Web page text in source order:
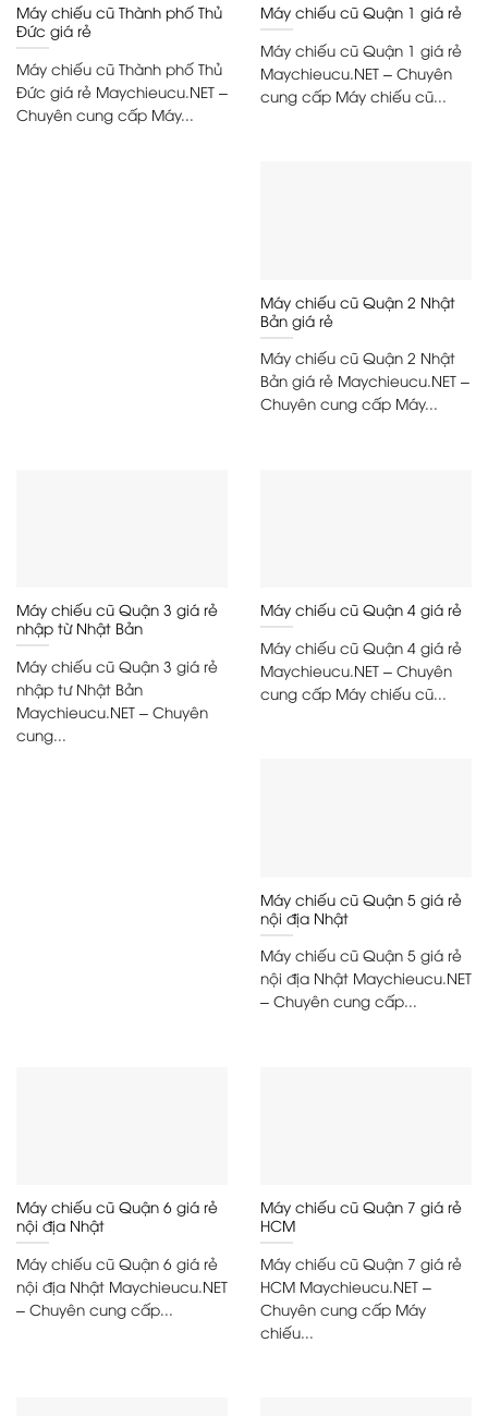
Máy chiếu cũ Thành phố Thủ
Đức giá rẻ
Máy chiếu cũ Thành phố Thủ
Đức giá rẻ Maychieucu.NET –
Chuyên cung cấp Máy...
Máy chiếu cũ Quận 1 giá rẻ
Máy chiếu cũ Quận 1 giá rẻ
Maychieucu.NET – Chuyên
cung cấp Máy chiếu cũ...
Máy chiếu cũ Quận 2 Nhật
Bản giá rẻ
Máy chiếu cũ Quận 2 Nhật
Bản giá rẻ Maychieucu.NET –
Chuyên cung cấp Máy...
Máy chiếu cũ Quận 3 giá rẻ
nhập từ Nhật Bản
Máy chiếu cũ Quận 3 giá rẻ
nhập tư Nhật Bản
Maychieucu.NET – Chuyên
cung...
Máy chiếu cũ Quận 4 giá rẻ
Máy chiếu cũ Quận 4 giá rẻ
Maychieucu.NET – Chuyên
cung cấp Máy chiếu cũ...
Máy chiếu cũ Quận 5 giá rẻ
nội địa Nhật
Máy chiếu cũ Quận 5 giá rẻ
nội địa Nhật Maychieucu.NET
– Chuyên cung cấp...
Máy chiếu cũ Quận 6 giá rẻ
nội địa Nhật
Máy chiếu cũ Quận 6 giá rẻ
nội địa Nhật Maychieucu.NET
– Chuyên cung cấp...
Máy chiếu cũ Quận 7 giá rẻ
HCM
Máy chiếu cũ Quận 7 giá rẻ
HCM Maychieucu.NET –
Chuyên cung cấp Máy
chiếu...